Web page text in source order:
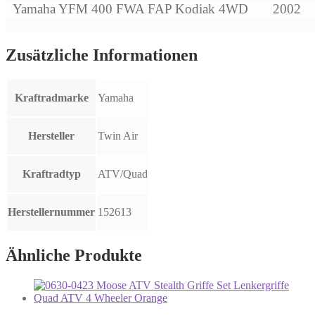
Yamaha YFM 400 FWA FAP Kodiak 4WD
2002
Zusätzliche Informationen
Kraftradmarke Yamaha
Hersteller Twin Air
Kraftradtyp ATV/Quad
Herstellernummer 152613
Ähnliche Produkte